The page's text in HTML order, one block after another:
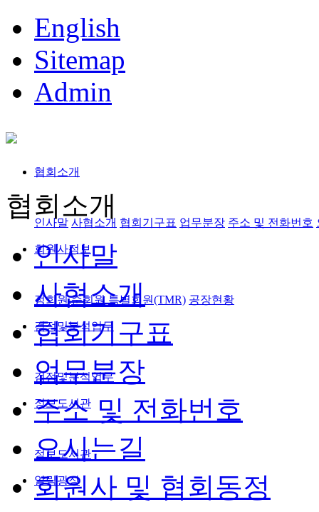
English
Sitemap
Admin
협회소개
인사말 사협소개 협회기구표 업무분장 주소 및 전화번호
회원사정보
정회원,준회원 특별회원(TMR) 공장현황
검정및분석업무
검정및분석업무
정보도서관
정보도서관
알림광장
협회소개
인사말
사협소개
협회기구표
업무분장
주소 및 전화번호
오시는길
회원사 및 협회동정